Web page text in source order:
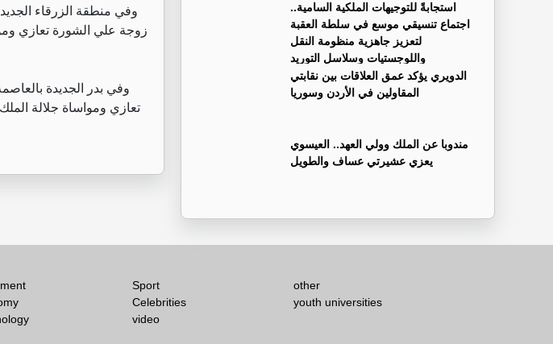
وفي منطقة الزرقاء
زوجة علي الشورة تعازي
وفي بدر الجديدة
تعازي ومواساة جلالة
استجابةً للتوجيهات الملكية السامية..
اجتماع تنسيقي موسع في سلطة العقبة
لتعزيز جاهزية منظومة النقل
واللوجستيات وسلاسل التوريد
الدويري يؤكد عمق العلاقات بين نقابتي
المقاولين في الأردن وسوريا
مندوبا عن الملك وولي العهد.. العيسوي
يعزي عشيرتي عساف والطويل
Sport
Celebrities
video
other
youth universities